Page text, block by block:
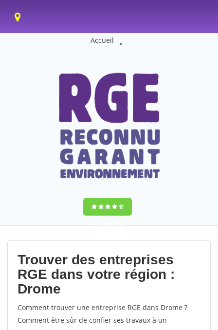
Accueil
9,5(100%) 0
votes
Trouver des entreprises
RGE dans votre région :
Drome
Comment trouver une entreprise RGE dans Drome ?
Comment être sûr de confier ses travaux à un